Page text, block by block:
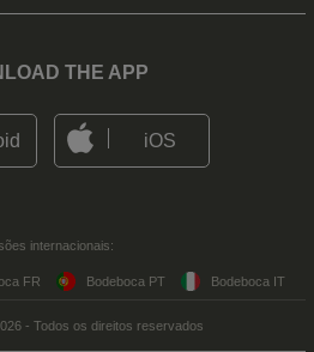
THE APP
iOS
internacionais:
FR Bodeboca PT Bodeboca IT
- Todos os direitos reservados